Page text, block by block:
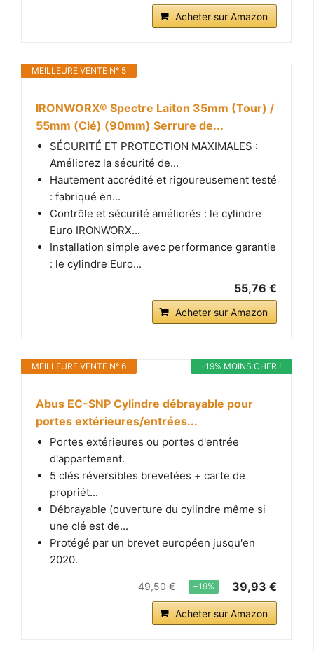
Acheter sur Amazon
MEILLEURE VENTE N° 5
IRONWORX® Spectre Laiton 35mm (Tour) /
55mm (Clé) (90mm) Serrure de...
SÉCURITÉ ET PROTECTION MAXIMALES :
Améliorez la sécurité de...
Hautement accrédité et rigoureusement testé
: fabriqué en...
Contrôle et sécurité améliorés : le cylindre
Euro IRONWORX...
Installation simple avec performance garantie
: le cylindre Euro...
55,76 €
Acheter sur Amazon
-19% MOINS CHER !
MEILLEURE VENTE N° 6
Abus EC-SNP Cylindre débrayable pour
portes extérieures/entrées...
Portes extérieures ou portes d'entrée
d'appartement.
5 clés réversibles brevetées + carte de
propriét...
Débrayable (ouverture du cylindre même si
une clé est de...
Protégé par un brevet européen jusqu'en
2020.
49,50 € −19% 39,93 €
Acheter sur Amazon